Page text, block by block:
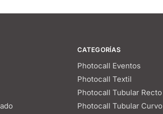
CATEGORÍAS
Photocall Eventos
Photocall Textil
Photocall Tubular Recto
Photocall Tubular Curvo